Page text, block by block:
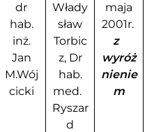
dr
hab.
inż.
Jan
M.Wój
cicki
Włady
sław
Torbic
z, Dr
hab.
med.
Ryszar
d
maja
2001r.
z
wyróż
nienie
m